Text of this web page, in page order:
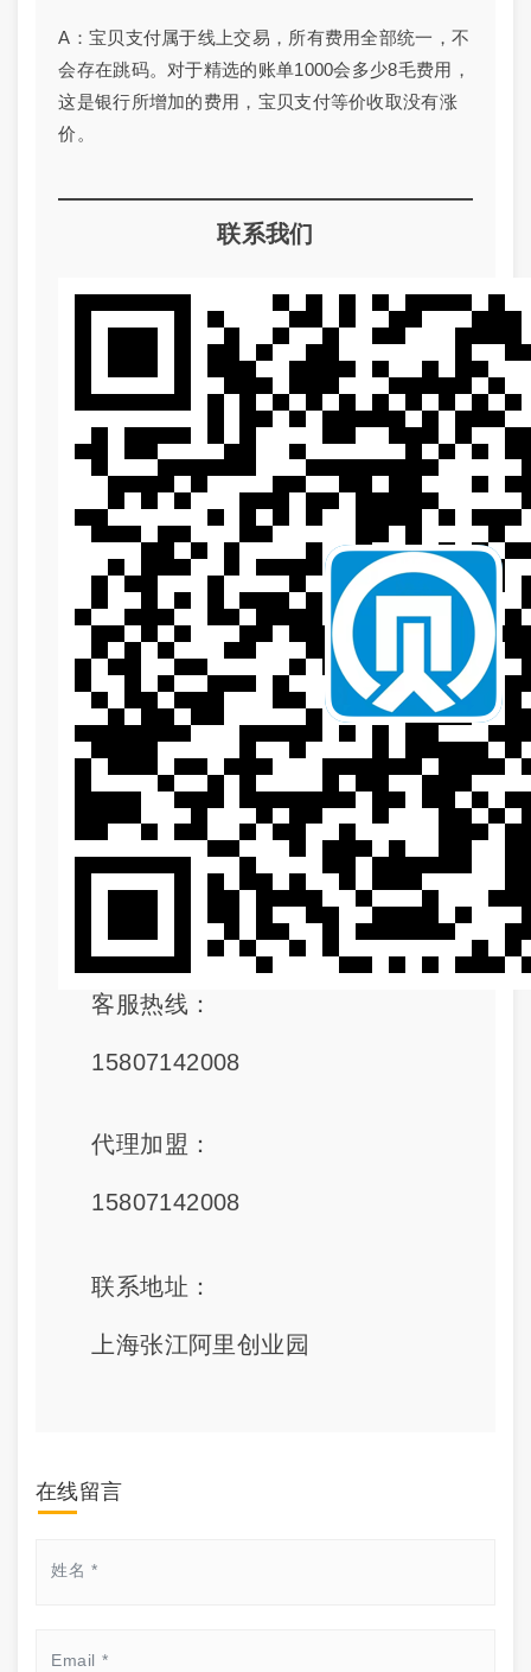
A：宝贝支付属于线上交易，所有费用全部统一，不
会存在跳码。对于精选的账单1000会多少8毛费用，
这是银行所增加的费用，宝贝支付等价收取没有涨
价。
联系我们
客服热线：
15807142008
代理加盟：
15807142008
联系地址：
上海张江阿里创业园
在线留言